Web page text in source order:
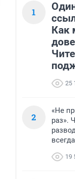
1
Как
25
2
«Не
раз».
19